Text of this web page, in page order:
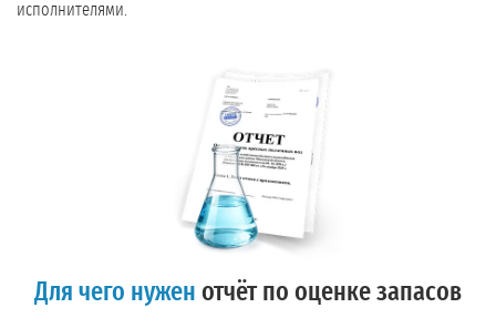
исполнителями.
Для чего нужен отчёт по оценке запасов